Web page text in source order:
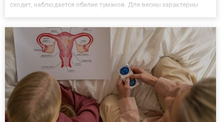
сходит, наблюдается обилие туманов. Для весны характерны
освежающим бр...